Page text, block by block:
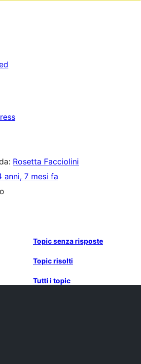
Rosetta Facciolini
anni, 7 mesi fa
Topic senza risposte
Topic risolti
Tutti i topic